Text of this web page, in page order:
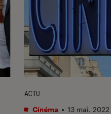
ACTU
Cinéma • 13 mai. 2022